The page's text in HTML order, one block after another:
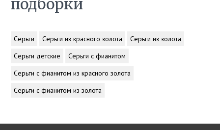
подборки
Серьги Серьги из красного золота
Серьги из золота
Серьги детские
Серьги с фианитом
Серьги с фианитом из красного золота
Серьги с фианитом из золота